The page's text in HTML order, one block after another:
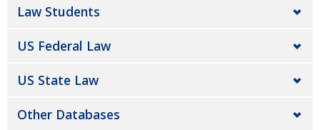
Law Students
US Federal Law
US State Law
Other Databases